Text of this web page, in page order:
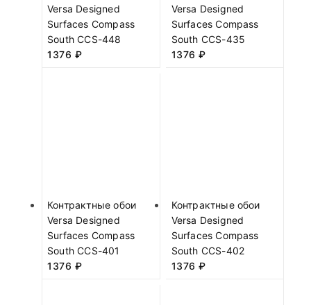
Versa Designed
Surfaces Compass
South CCS-448
1376 ₽
Versa Designed
Surfaces Compass
South CCS-435
1376 ₽
Контрактные обои
Versa Designed
Surfaces Compass
South CCS-401
1376 ₽
Контрактные обои
Versa Designed
Surfaces Compass
South CCS-402
1376 ₽